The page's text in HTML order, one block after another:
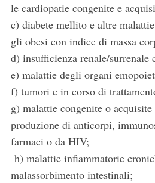
le cardiopatie congenite e
c) diabete mellito e altre
gli obesi con indice di massa
d) insufficienza renale/surrenale
e) malattie degli organi
f) tumori e in corso di
g) malattie congenite o
produzione di anticorpi,
farmaci o da HIV;
h) malattie infiammatorie
malassorbimento intestinali;